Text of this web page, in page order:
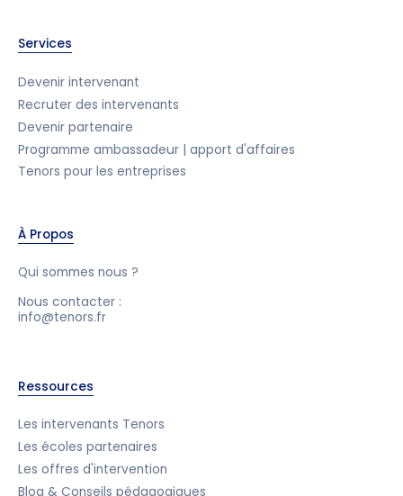
Services
Devenir intervenant
Recruter des intervenants
Devenir partenaire
Programme ambassadeur | apport d'affaires
Tenors pour les entreprises
À Propos
Qui sommes nous ?
Nous contacter :
info@tenors.fr
Ressources
Les intervenants Tenors
Les écoles partenaires
Les offres d'intervention
Blog & Conseils pédagogiques